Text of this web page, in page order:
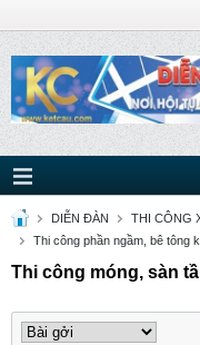
DIỄN ĐÀN
THI CÔNG
Thi công phần ngầm, bê tông
Thi công móng, sàn